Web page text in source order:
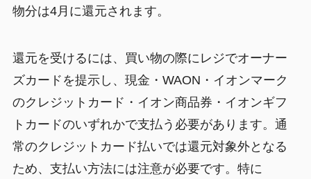
物分は4月に還元されます。
還元を受けるには、買い物の際にレジでオーナー
ズカードを提示し、現金・WAON・イオンマーク
のクレジットカード・イオン商品券・イオンギフ
トカードのいずれかで支払う必要があります。通
常のクレジットカード払いでは還元対象外となる
ため、支払い方法には注意が必要です。特に